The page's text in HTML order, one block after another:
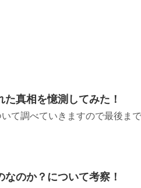
真相を憶測してみた！
て調べていきますので最後ま
のか？について考察！